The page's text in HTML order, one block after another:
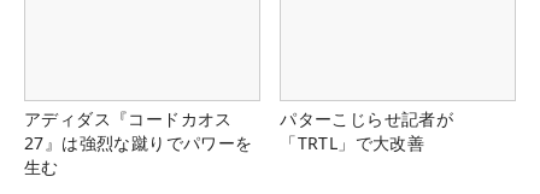
アディダス『コードカオス
27』は強烈な蹴りでパワーを
生む
パターこじらせ記者が
「TRTL」で大改善